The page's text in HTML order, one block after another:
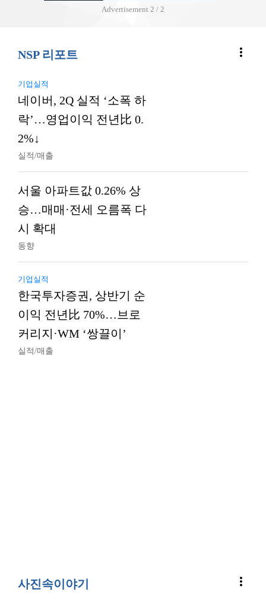
Advertisement 2 / 2
NSP 리포트 more_vert
기업실적
네이버, 2Q 실적 ‘소폭 하
락’…영업이익 전년比 0.
2%↓
실적/매출
서울 아파트값 0.26% 상
승…매매·전세 오름폭 다
시 확대
동향
기업실적
한국투자증권, 상반기 순
이익 전년比 70%…브로
커리지·WM ‘쌍끌이’
실적/매출
사진속이야기 more_vert